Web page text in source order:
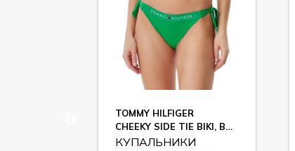
TOMMY HILFIGER
CHEEKY SIDE TIE BIKI, BDS / UW0UW04497
КУПАЛЬНИКИ